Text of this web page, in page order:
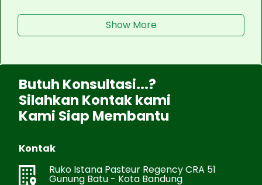
Show More
Butuh Konsultasi...?
Silahkan Kontak kami
Kami Siap Membantu
Kontak
Ruko Istana Pasteur Regency CRA 51
Gunung Batu - Kota Bandung